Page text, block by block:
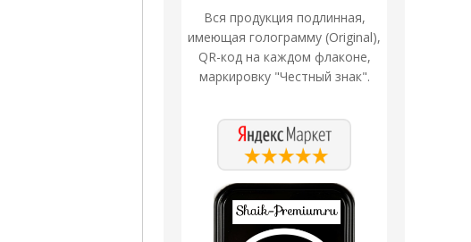
Вся продукция подлинная,
имеющая голограмму (Original),
QR-код на каждом флаконе,
маркировку "Честный знак".